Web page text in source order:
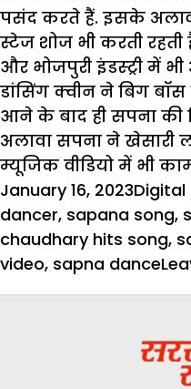
पसंद करते हैं. इसके
स्टेज शोज भी करती रहती
और भोजपुरी इंडस्ट्री में
डांसिंग क्वीन ने बिग
आने के बाद ही सपना
अलावा सपना ने खेसारी
म्यूजिक वीडियो में भी
Posted
on
January 16, 2023Author
Digital
dancer, sapana song,
chaudhary hits song,
video, sapna dance